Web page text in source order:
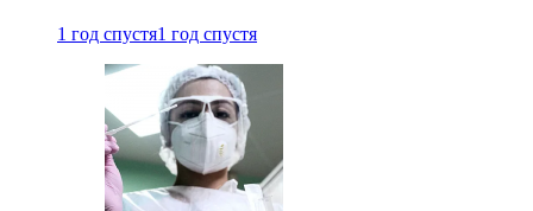
1 год спустя1 год спустя